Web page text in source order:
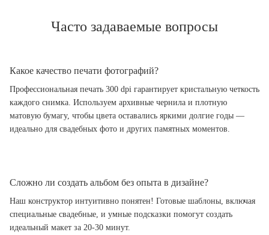
Часто задаваемые вопросы
Какое качество печати фотографий?
Профессиональная печать 300 dpi гарантирует кристальную четкость
каждого снимка. Используем архивные чернила и плотную
матовую бумагу, чтобы цвета оставались яркими долгие годы —
идеально для свадебных фото и других памятных моментов.
Сложно ли создать альбом без опыта в дизайне?
Наш конструктор интуитивно понятен! Готовые шаблоны, включая
специальные свадебные, и умные подсказки помогут создать
идеальный макет за 20-30 минут.